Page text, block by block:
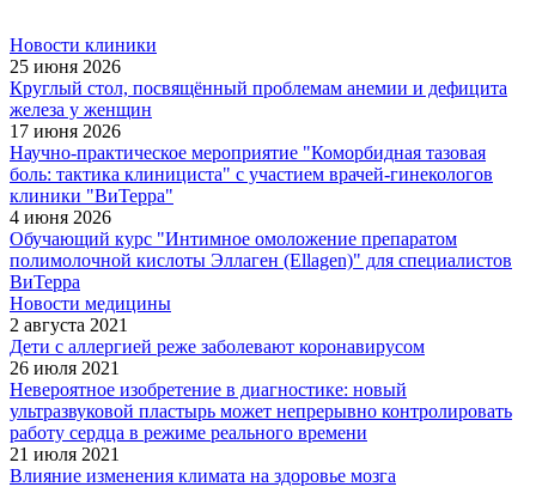
Новости клиники
25 июня 2026
Круглый стол, посвящённый проблемам анемии и дефицита
железа у женщин
17 июня 2026
Научно-практическое мероприятие "Коморбидная тазовая
боль: тактика клинициста" с участием врачей-гинекологов
клиники "ВиТерра"
4 июня 2026
Обучающий курс "Интимное омоложение препаратом
полимолочной кислоты Эллаген (Ellagen)" для специалистов
ВиТерра
Новости медицины
2 августа 2021
Дети с аллергией реже заболевают коронавирусом
26 июля 2021
Невероятное изобретение в диагностике: новый
ультразвуковой пластырь может непрерывно контролировать
работу сердца в режиме реального времени
21 июля 2021
Влияние изменения климата на здоровье мозга